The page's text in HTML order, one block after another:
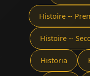
Histoire --
Histoire --
Historia